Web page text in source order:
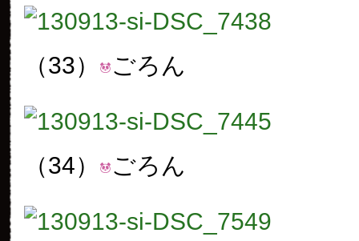
（33） ごろん
（34） ごろん